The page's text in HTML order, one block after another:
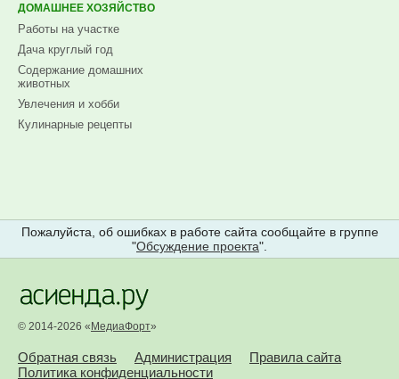
ДОМАШНЕЕ ХОЗЯЙСТВО
Работы на участке
Дача круглый год
Содержание домашних
животных
Увлечения и хобби
Кулинарные рецепты
Пожалуйста, об ошибках в работе сайта сообщайте в группе
"Обсуждение проекта".
© 2014-2026 «МедиаФорт»
Обратная связь Администрация
Правила сайта
Политика конфиденциальности